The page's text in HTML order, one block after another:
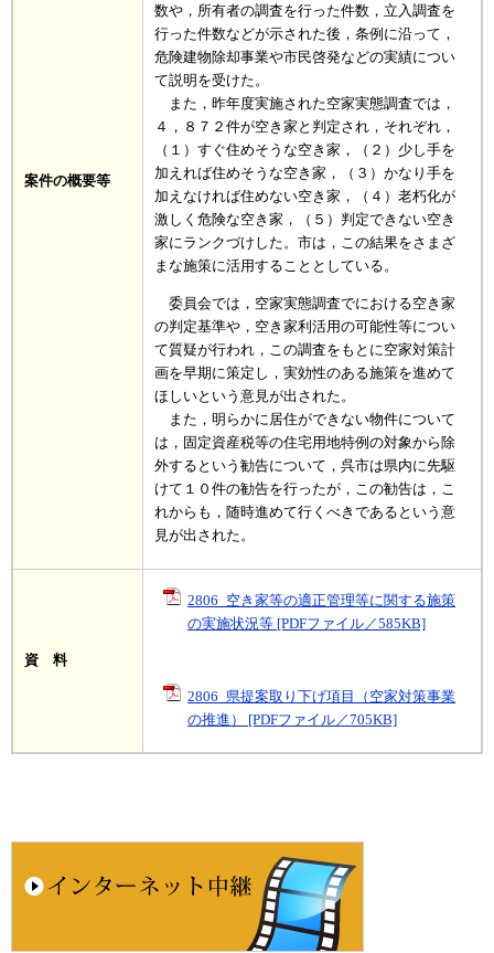
案件の概要等
数や，所有者の調査を行った件数，立入調査を
行った件数などが示された後，条例に沿って，
危険建物除却事業や市民啓発などの実績につい
て説明を受けた。
また，昨年度実施された空家実態調査では，
４，８７２件が空き家と判定され，それぞれ，
（１）すぐ住めそうな空き家，（２）少し手を
加えれば住めそうな空き家，（３）かなり手を
加えなければ住めない空き家，（４）老朽化が
激しく危険な空き家，（５）判定できない空き
家にランクづけした。市は，この結果をさまざ
まな施策に活用することとしている。
委員会では，空家実態調査でにおける空き家
の判定基準や，空き家利活用の可能性等につい
て質疑が行われ，この調査をもとに空家対策計
画を早期に策定し，実効性のある施策を進めて
ほしいという意見が出された。
また，明らかに居住ができない物件について
は，固定資産税等の住宅用地特例の対象から除
外するという勧告について，呉市は県内に先駆
けて１０件の勧告を行ったが，この勧告は，こ
れからも，随時進めて行くべきであるという意
見が出された。
資 料
2806_空き家等の適正管理等に関する施策
の実施状況等 [PDFファイル／585KB]
2806_県提案取り下げ項目（空家対策事業
の推進） [PDFファイル／705KB]